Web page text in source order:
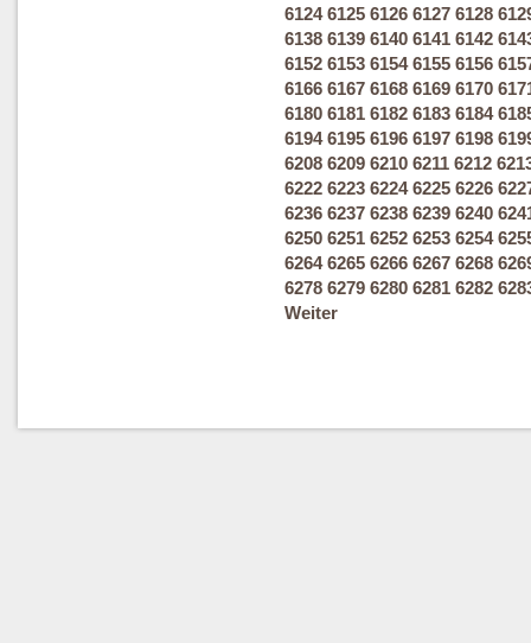
6124 6125 6126 6127 6128
6138 6139 6140 6141 6142
6152 6153 6154 6155 6156
6166 6167 6168 6169 6170
6180 6181 6182 6183 6184
6194 6195 6196 6197 6198
6208 6209 6210 6211 6212
6222 6223 6224 6225 6226
6236 6237 6238 6239 6240
6250 6251 6252 6253 6254
6264 6265 6266 6267 6268
6278 6279 6280 6281 6282
Weiter